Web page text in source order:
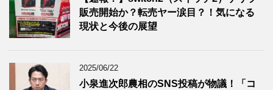
販売開始か？転売ヤー涙目？！気になる
現状と今後の展望
2025/06/22
小泉進次郎農相のSNS投稿が物議！「コ